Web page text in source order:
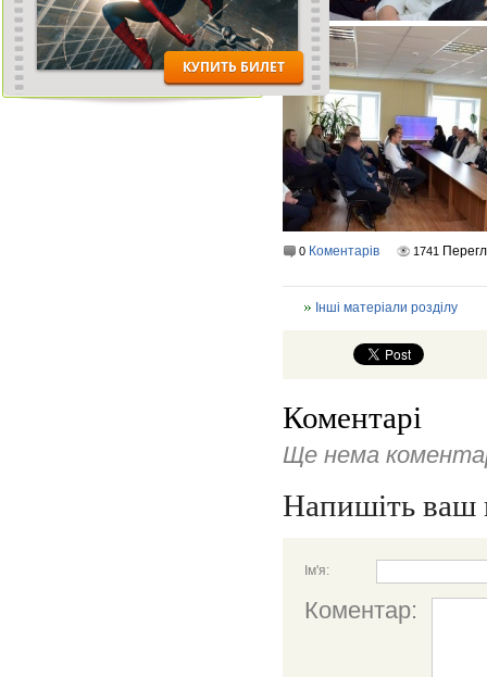
0 Коментарів 1741
Інші матеріали розділу
Коментарі
Ще нема
Напишіть ваш
Ім'я:
Коментар: